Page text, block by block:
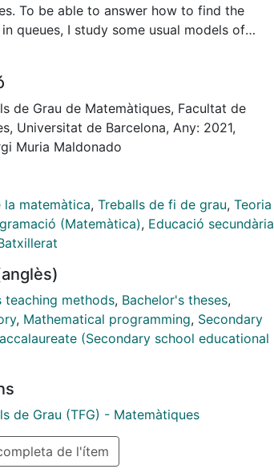
To be able to answer how to find the
queues, I study some usual models of
previous brief introduction of some
part of the thesis, I adapt the Queueing
School introducing them the Queueing
first time and finally studying the results
de Grau de Matemàtiques, Facultat de
Universitat de Barcelona, Any: 2021,
Muria Maldonado
matemàtica, Treballs de fi de grau, Teoria
(Matemàtica), Educació secundària
teaching methods, Bachelor's theses,
, Mathematical programming, Secondary
(Secondary school educational
de Grau (TFG) - Matemàtiques
de l'ítem